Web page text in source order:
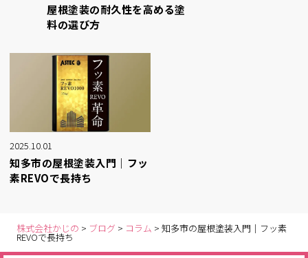
屋根塗装の耐久性を高める塗
料の選び方
2025.10.01
知多市の屋根塗装入門｜フッ
素REVOで長持ち
株式会社かじの > ブログ > コラム >知多市の屋根塗装入門｜フッ素
REVOで長持ち